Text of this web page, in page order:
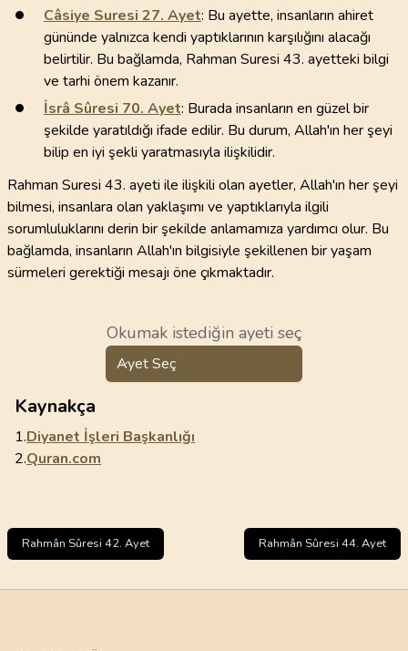
Câsiye Suresi 27. Ayet: Bu ayette, insanların ahiret
gününde yalnızca kendi yaptıklarının karşılığını alacağı
belirtilir. Bu bağlamda, Rahman Suresi 43. ayetteki bilgi
ve tarhi önem kazanır.
İsrâ Sûresi 70. Ayet: Burada insanların en güzel bir
şekilde yaratıldığı ifade edilir. Bu durum, Allah'ın her şeyi
bilip en iyi şekli yaratmasıyla ilişkilidir.
Rahman Suresi 43. ayeti ile ilişkili olan ayetler, Allah'ın her şeyi
bilmesi, insanlara olan yaklaşımı ve yaptıklarıyla ilgili
sorumluluklarını derin bir şekilde anlamamıza yardımcı olur. Bu
bağlamda, insanların Allah'ın bilgisiyle şekillenen bir yaşam
sürmeleri gerektiği mesajı öne çıkmaktadır.
Okumak istediğin ayeti seç
Ayet Seç
Kaynakça
1.Diyanet İşleri Başkanlığı
2.Quran.com
Rahmân Sûresi 42. Ayet Rahmân Sûresi 44. Ayet